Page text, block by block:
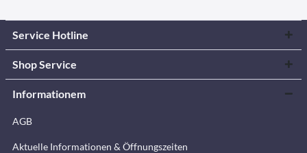
Service Hotline
Shop Service
Informationem
AGB
Aktuelle Informationen & Öffnungszeiten